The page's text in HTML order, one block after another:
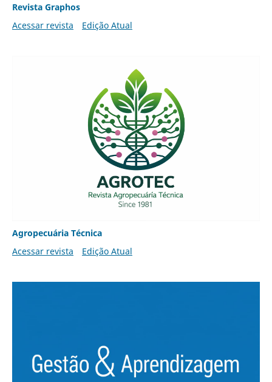
Revista Graphos
Acessar revista
Edição Atual
Agropecuária Técnica
Acessar revista
Edição Atual